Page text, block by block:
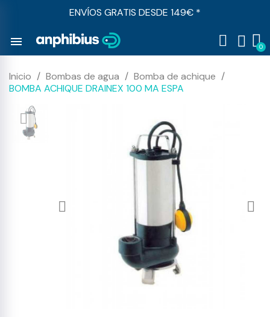
ENVÍOS GRATIS DESDE 149€ *
menu
Inicio Bombas de agua
Bomba de achique
BOMBA ACHIQUE DRAINEX 100 MA ESPA